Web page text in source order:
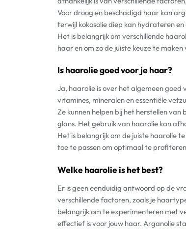
Voor droog en beschadigd haar kan
terwijl kokosolie diep kan hydrateren
Het is belangrijk om verschillende
haar en om zo de juiste keuze te
Is haarolie goed voor je haar?
Ja, haarolie is over het algemeen
vitamines, mineralen en essentiële
Ze kunnen helpen bij het herstellen
glans. Het gebruik van haarolie kan
Het is belangrijk om de juiste haarolie
toe te passen om optimaal te
Welke haarolie is het best?
Er is geen eenduidig antwoord op de
verschillende factoren, zoals je
belangrijk om te experimenteren met
effectief is voor jouw haar. Arganolie